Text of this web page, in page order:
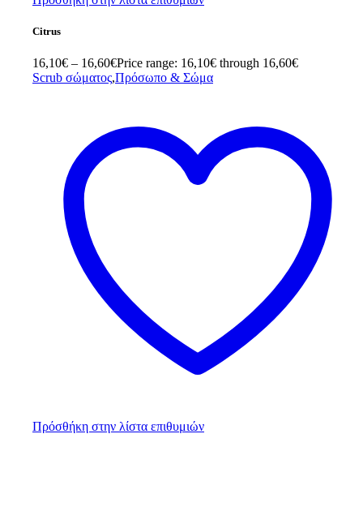
Citrus
16,10€ – 16,60€Price range: 16,10€ through 16,60€
Scrub σώματος,Πρόσωπο & Σώμα
Πρόσθήκη στην λίστα επιθυμιών